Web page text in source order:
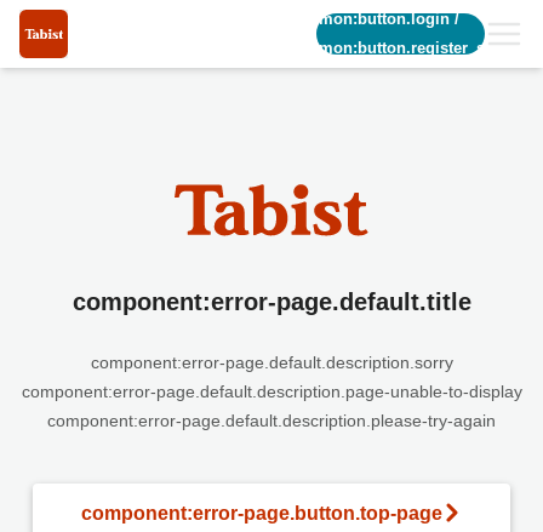
common:button.login/
common:button.register_short
component:error-page.default.title
component:error-page.default.description.sorry
component:error-page.default.description.page-unable-to-display
component:error-page.default.description.please-try-again
component:error-page.button.top-page